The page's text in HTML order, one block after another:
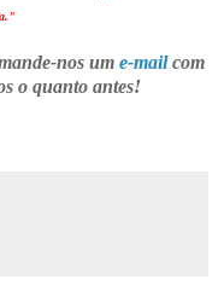
nos um e-mailcom
o quanto antes!